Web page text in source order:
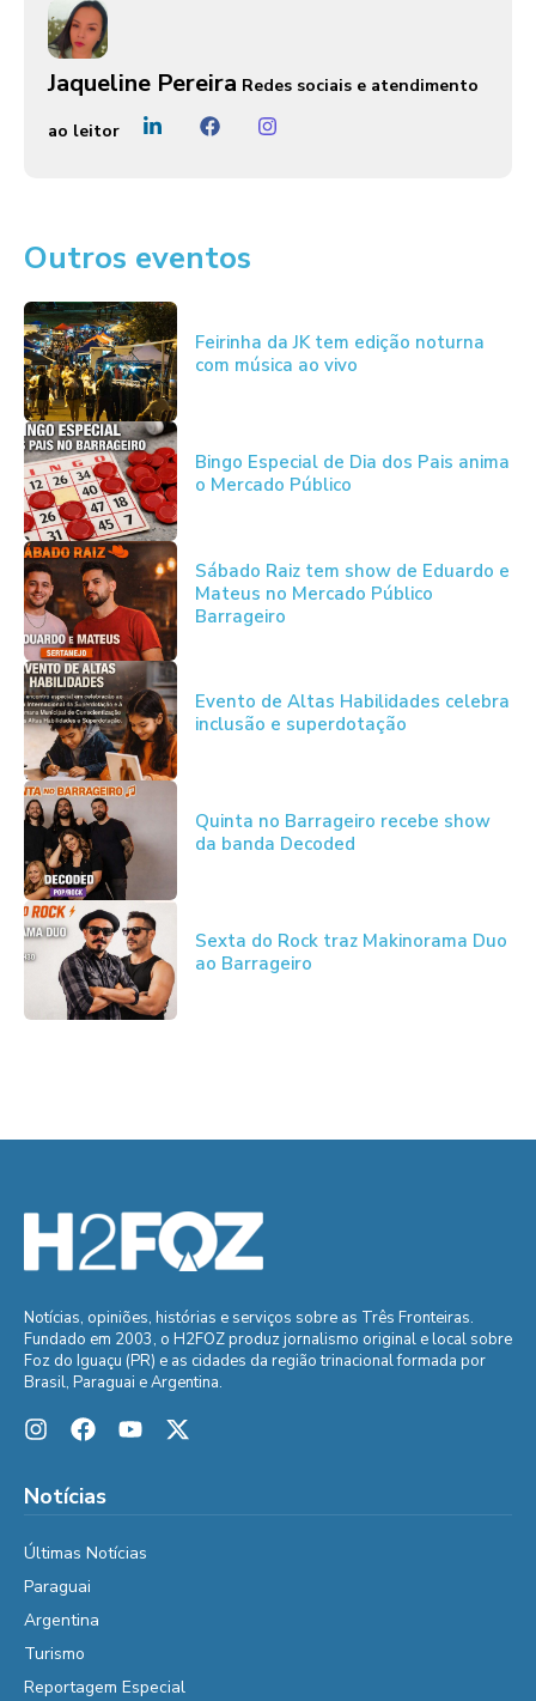
Jaqueline Pereira Redes sociais e atendimento
ao leitor
Outros eventos
Feirinha da JK tem edição noturna
com música ao vivo
Bingo Especial de Dia dos Pais anima
o Mercado Público
Sábado Raiz tem show de Eduardo e
Mateus no Mercado Público
Barrageiro
Evento de Altas Habilidades celebra
inclusão e superdotação
Quinta no Barrageiro recebe show
da banda Decoded
Sexta do Rock traz Makinorama Duo
ao Barrageiro
Notícias, opiniões, histórias e serviços sobre as Três Fronteiras.
Fundado em 2003, o H2FOZ produz jornalismo original e local sobre
Foz do Iguaçu (PR) e as cidades da região trinacional formada por
Brasil, Paraguai e Argentina.
Notícias
Últimas Notícias
Paraguai
Argentina
Turismo
Reportagem Especial